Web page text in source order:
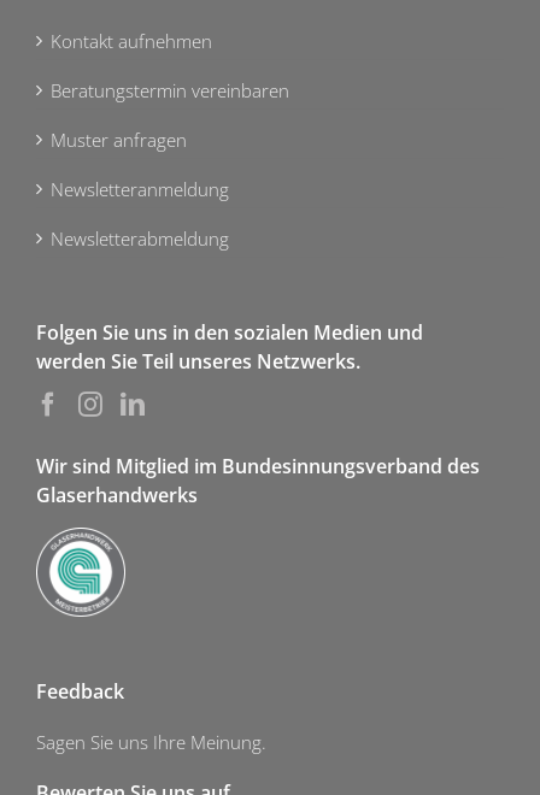
Kontakt aufnehmen
Beratungstermin vereinbaren
Muster anfragen
Newsletteranmeldung
Newsletterabmeldung
Folgen Sie uns in den sozialen Medien und
werden Sie Teil unseres Netzwerks.
Wir sind Mitglied im Bundesinnungsverband des
Glaserhandwerks
Feedback
Sagen Sie uns Ihre Meinung.